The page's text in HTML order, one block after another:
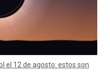
el 12 de agosto: estos son